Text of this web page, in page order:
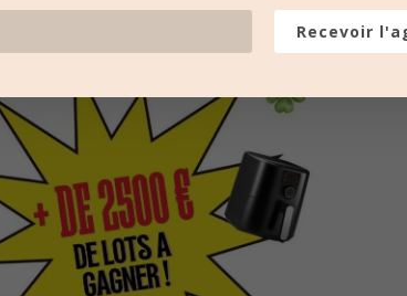
Recevoir